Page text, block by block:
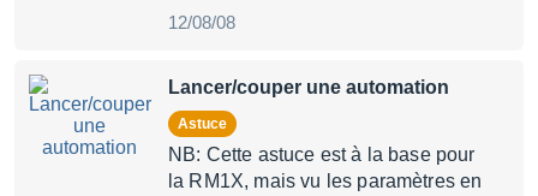
12/08/08
Lancer/couper une automation
Astuce
NB: Cette astuce est à la base pour
la RM1X, mais vu les paramètres en